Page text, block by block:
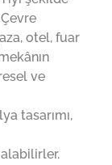
otel, fuar
ve
tasarımı,